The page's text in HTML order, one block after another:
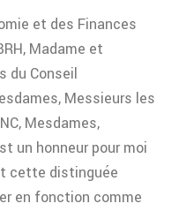
et des Finances
Madame et
du Conseil
Messieurs les
Mesdames,
un honneur pour moi
cette distinguée
en fonction comme